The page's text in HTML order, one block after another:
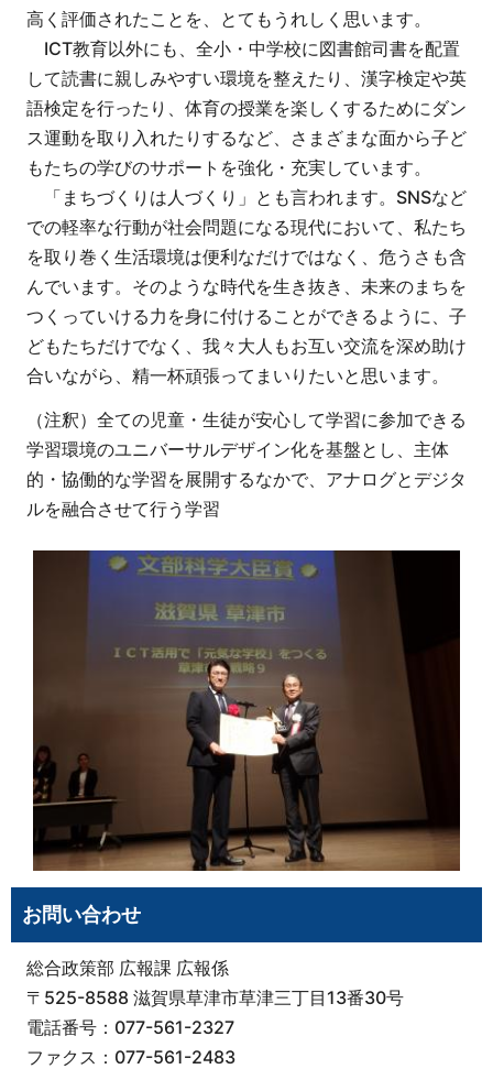
高く評価されたことを、とてもうれしく思います。
ICT教育以外にも、全小・中学校に図書館司書を配置
して読書に親しみやすい環境を整えたり、漢字検定や英
語検定を行ったり、体育の授業を楽しくするためにダン
ス運動を取り入れたりするなど、さまざまな面から子ど
もたちの学びのサポートを強化・充実しています。
「まちづくりは人づくり」とも言われます。SNSなど
での軽率な行動が社会問題になる現代において、私たち
を取り巻く生活環境は便利なだけではなく、危うさも含
んでいます。そのような時代を生き抜き、未来のまちを
つくっていける力を身に付けることができるように、子
どもたちだけでなく、我々大人もお互い交流を深め助け
合いながら、精一杯頑張ってまいりたいと思います。
（注釈）全ての児童・生徒が安心して学習に参加できる
学習環境のユニバーサルデザイン化を基盤とし、主体
的・協働的な学習を展開するなかで、アナログとデジタ
ルを融合させて行う学習
お問い合わせ
総合政策部 広報課 広報係
〒525-8588 滋賀県草津市草津三丁目13番30号
電話番号：077-561-2327
ファクス：077-561-2483